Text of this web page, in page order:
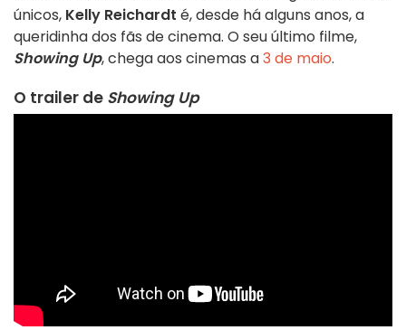
únicos, Kelly Reichardt é, desde há alguns anos, a
queridinha dos fãs de cinema. O seu último filme,
Showing Up, chega aos cinemas a3 de maio.
O trailer de Showing Up